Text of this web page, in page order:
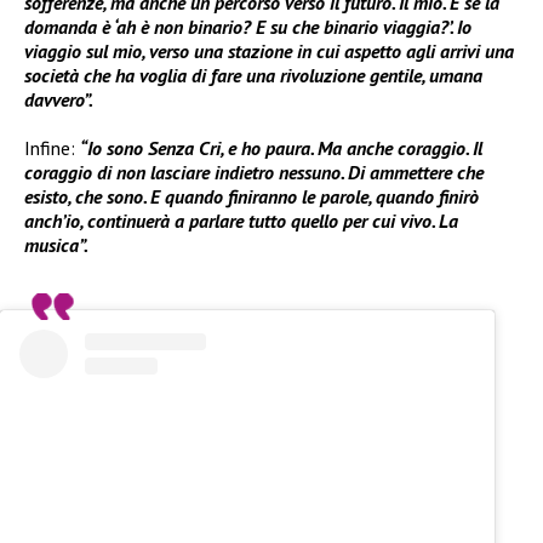
domanda è ‘ah è non binario? E su che binario viaggia?’. Io
viaggio sul mio, verso una stazione in cui aspetto agli arrivi una
società che ha voglia di fare una rivoluzione gentile, umana
davvero”.
Infine: “Io sono Senza Cri, e ho paura. Ma anche coraggio. Il
coraggio di non lasciare indietro nessuno. Di ammettere che
esisto, che sono. E quando finiranno le parole, quando finirò
anch’io, continuerà a parlare tutto quello per cui vivo. La
musica”.